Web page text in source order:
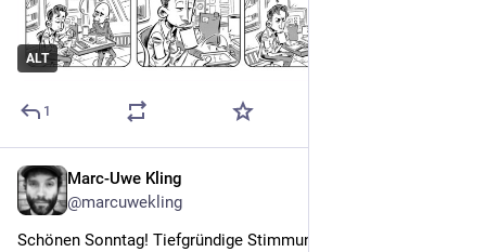
ALT
1
Marc-Uwe Kling
@marcuwekling
Schönen Sonntag! Tiefgründige Stimmung heute auf dem